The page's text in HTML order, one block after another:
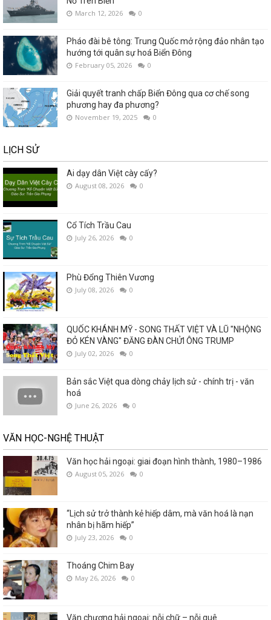
March 12, 2026 0
Pháo đài bê tông: Trung Quốc mở rộng đảo nhân tạo
hướng tới quân sự hoá Biển Đông
February 05, 2026 0
Giải quyết tranh chấp Biển Đông qua cơ chế song
phương hay đa phương?
November 19, 2025 0
LỊCH SỬ
Ai dạy dân Việt cày cấy?
August 08, 2026 0
Cổ Tích Trầu Cau
July 26, 2026 0
Phù Đổng Thiên Vương
July 08, 2026 0
QUỐC KHÁNH MỸ - SONG THẤT VIỆT VÀ LŨ "NHỘNG
ĐỎ KÉN VÀNG" ĐĂNG ĐÀN CHỬI ÔNG TRUMP
July 02, 2026 0
Bản sắc Việt qua dòng chảy lịch sử - chính trị - văn
hoá
June 26, 2026 0
VĂN HỌC-NGHỆ THUẬT
Văn học hải ngoại: giai đoạn hình thành, 1980–1986
August 05, 2026 0
“Lịch sử trở thành kẻ hiếp dâm, mà văn hoá là nạn
nhân bị hãm hiếp”
July 23, 2026 0
Thoáng Chim Bay
May 26, 2026 0
Văn chương hải ngoại: nỗi chữ – nỗi quê